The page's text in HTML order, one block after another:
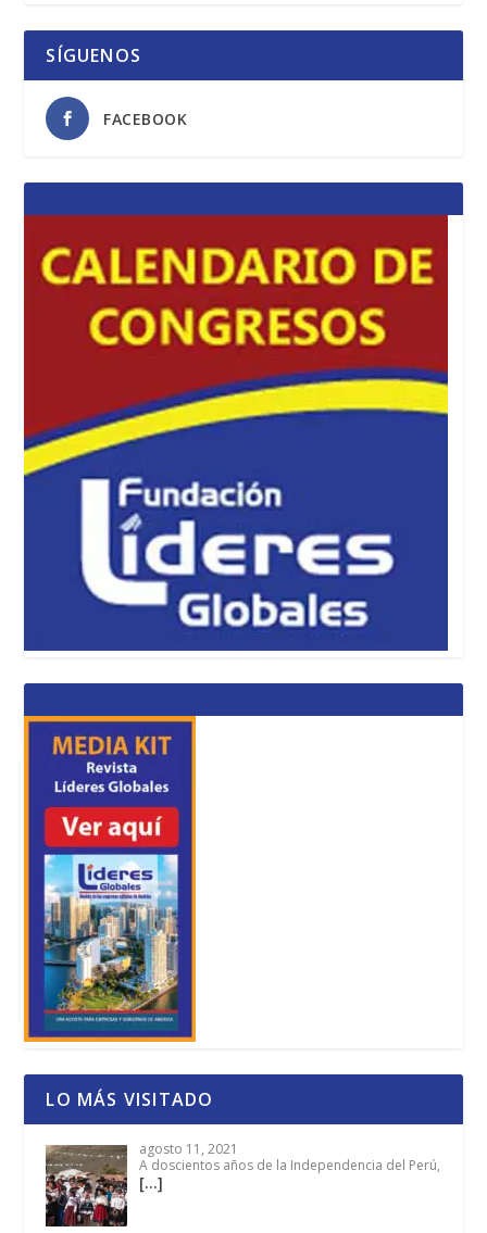
SÍGUENOS
FACEBOOK
LO MÁS VISITADO
agosto 11, 2021
A doscientos años de la Independencia del Perú,
[…]